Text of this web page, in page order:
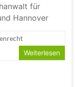
für
Hannover
Weiterlesen